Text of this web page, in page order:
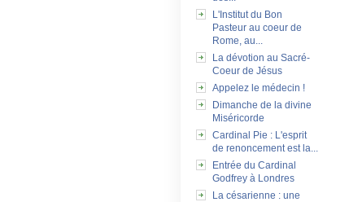
L'Institut du Bon
Pasteur au coeur de
Rome, au...
La dévotion au Sacré-
Coeur de Jésus
Appelez le médecin !
Dimanche de la divine
Miséricorde
Cardinal Pie : L'esprit
de renoncement est la...
Entrée du Cardinal
Godfrey à Londres
La césarienne : une